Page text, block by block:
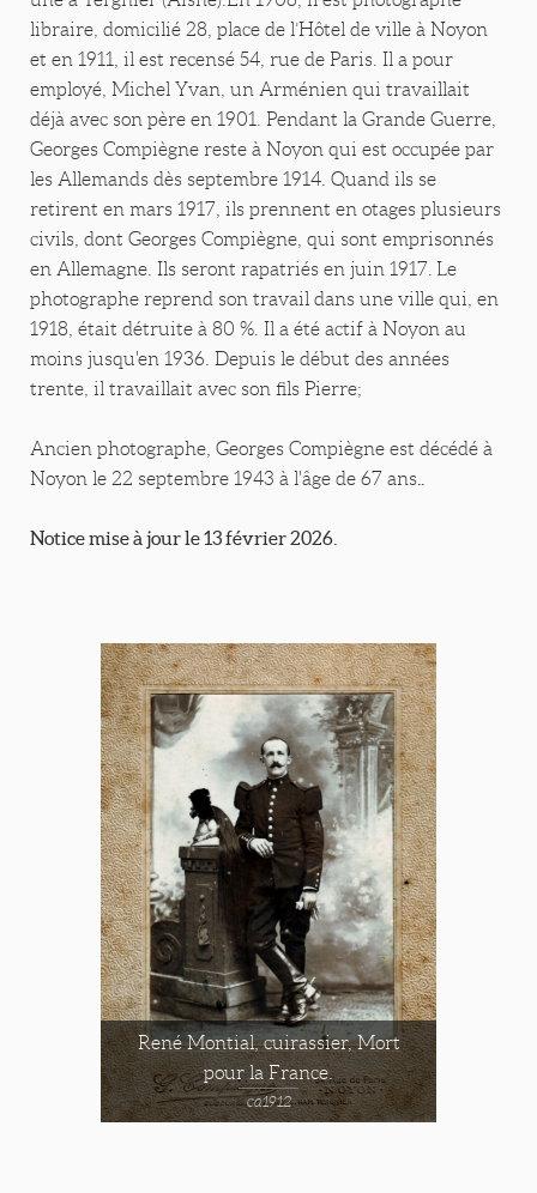
libraire, domicilié 28, place de l’Hôtel de ville à Noyon
et en 1911, il est recensé 54, rue de Paris. Il a pour
employé, Michel Yvan, un Arménien qui travaillait
déjà avec son père en 1901. Pendant la Grande Guerre,
Georges Compiègne reste à Noyon qui est occupée par
les Allemands dès septembre 1914. Quand ils se
retirent en mars 1917, ils prennent en otages plusieurs
civils, dont Georges Compiègne, qui sont emprisonnés
en Allemagne. Ils seront rapatriés en juin 1917. Le
photographe reprend son travail dans une ville qui, en
1918, était détruite à 80 %. Il a été actif à Noyon au
moins jusqu'en 1936. Depuis le début des années
trente, il travaillait avec son fils Pierre;
Ancien photographe, Georges Compiègne est décédé à
Noyon le 22 septembre 1943 à l'âge de 67 ans
Notice mise à jour le 13 février 2026.
René Montial, cuirassier, Mort
pour la France.
ca1912